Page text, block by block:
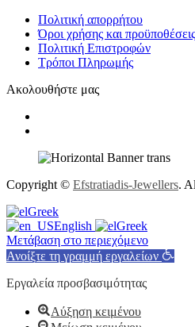
Πολιτική απορρήτου
Όροι χρήσης και προϋποθέσεις
Πολιτική Επιστροφών
Τρόποι Πληρωμής
Ακολουθήστε μας
Copyright © Efstratiadis-Jewellers.
Greek
English
Greek
Μετάβαση στο περιεχόμενο
Ανοίξτε τη γραμμή εργαλείων
Εργαλεία προσβασιμότητας
Αύξηση κειμένου